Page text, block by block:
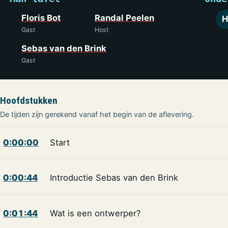
Floris Bot
Gast
Randal Peelen
Host
Sebas van den Brink
Gast
Hoofdstukken
De tijden zijn gerekend vanaf het begin van de aflevering.
0:00:00 Start
0:00:44 Introductie Sebas van den Brink
0:01:44 Wat is een ontwerper?